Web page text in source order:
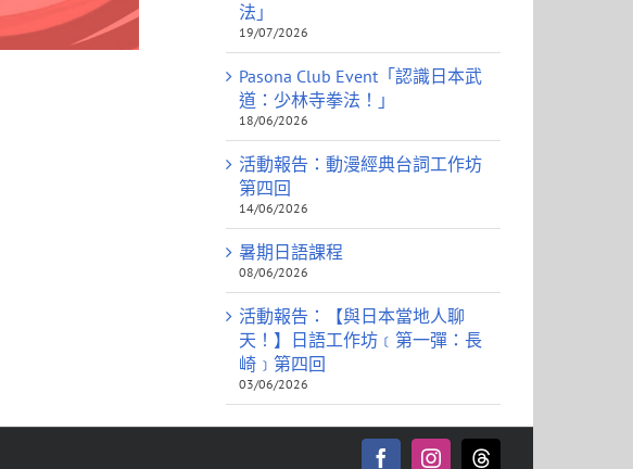
法」
19/07/2026
Pasona Club Event「認識日本武
道：少林寺拳法！」
18/06/2026
活動報告：動漫經典台詞工作坊
第四回
14/06/2026
暑期日語課程
08/06/2026
活動報告：【與日本當地人聊
天！】日語工作坊﹝第一彈：長
崎﹞第四回
03/06/2026